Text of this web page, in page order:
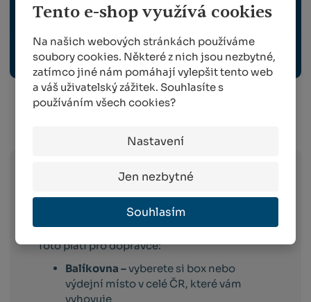
Tento e-shop využívá cookies
Na našich webových stránkách používáme
soubory cookies. Některé z nich jsou nezbytné,
zatímco jiné nám pomáhají vylepšit tento web
a váš uživatelský zážitek. Souhlasíte s
používáním všech cookies?
Nastavení
Jen nezbytné
Souhlasím
VYBAVENÍ ZAHRADY, VENKOVNÍ ELEKTRO
ODBORNÉ PUBLIKACE
skladem expedujeme následující
pracovní den po dni, ve kterém objednávku
obdržíme. Doručování pak probíhá
následující pracovní den po dni expedici.
Toto platí pro dopravce:
Balíkovna –vyberete si box nebo
výdejní místo v celé ČR, které vám
vyhovuje